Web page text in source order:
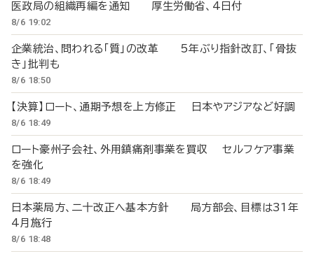
医政局の組織再編を通知 厚生労働省、4日付
8/6 19:02
企業統治、問われる「質」の改革 5年ぶり指針改訂、「骨抜
き」批判も
8/6 18:50
【決算】ロート、通期予想を上方修正 日本やアジアなど好調
8/6 18:49
ロート豪州子会社、外用鎮痛剤事業を買収 セルフケア事業
を強化
8/6 18:49
日本薬局方、二十改正へ基本方針 局方部会、目標は31年
4月施行
8/6 18:48